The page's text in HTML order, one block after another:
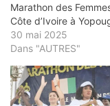
Marathon des
Côte d’Ivoire à
30 mai 2025
Dans "AUTRES"